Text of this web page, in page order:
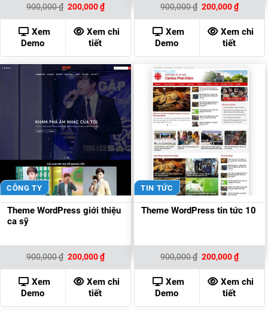
900,000₫ Giá
là:
900,000 ₫.
200,000₫Giá
hiện
tại
là:
200,000 ₫.
Xem
Demo
Xem chi
tiết
900,000₫ Giá
là:
900,000 ₫.
200,000₫Giá
hiện
tại
là:
Xem
Demo
Xem chi
tiết
CÔNG TY
Theme WordPress giới thiệu
ca sỹ
900,000₫ Giá
là:
900,000 ₫.
200,000₫Giá
hiện
tại
là:
200,000 ₫.
Xem
Demo
Xem chi
tiết
TIN TỨC
Theme WordPress tin tức 10
900,000₫ Giá
là:
900,000 ₫.
200,000₫Giá
hiện
tại
là:
Xem
Demo
Xem chi
tiết